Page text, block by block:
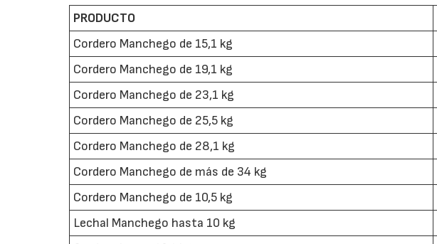
PRODUCTO
Cordero Manchego de 15,1 kg
Cordero Manchego de 19,1 kg
Cordero Manchego de 23,1 kg
Cordero Manchego de 25,5 kg
Cordero Manchego de 28,1 kg
Cordero Manchego de más de 34 kg
Cordero Manchego de 10,5 kg
Lechal Manchego hasta 10 kg